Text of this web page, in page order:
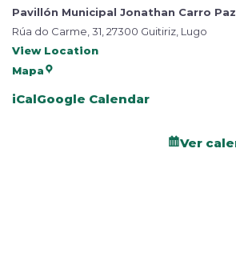
Pavillón Municipal Jonathan Carro Paz
Rúa do Carme, 31, 27300 Guitiriz, Lugo
View Location
Mapa
iCalGoogle Calendar
Ver